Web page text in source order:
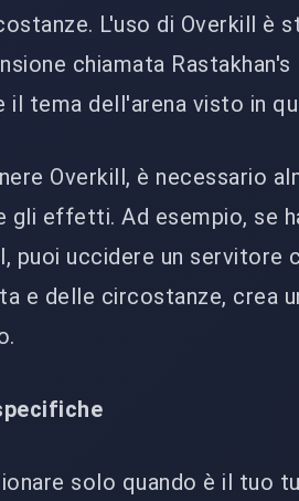
L'uso di Overkill è
chiamata
il tema dell'arena visto in
Overkill, è necessario
gli effetti. Ad esempio, se
puoi uccidere un
e delle circostanze, crea
solo quando è il tuo